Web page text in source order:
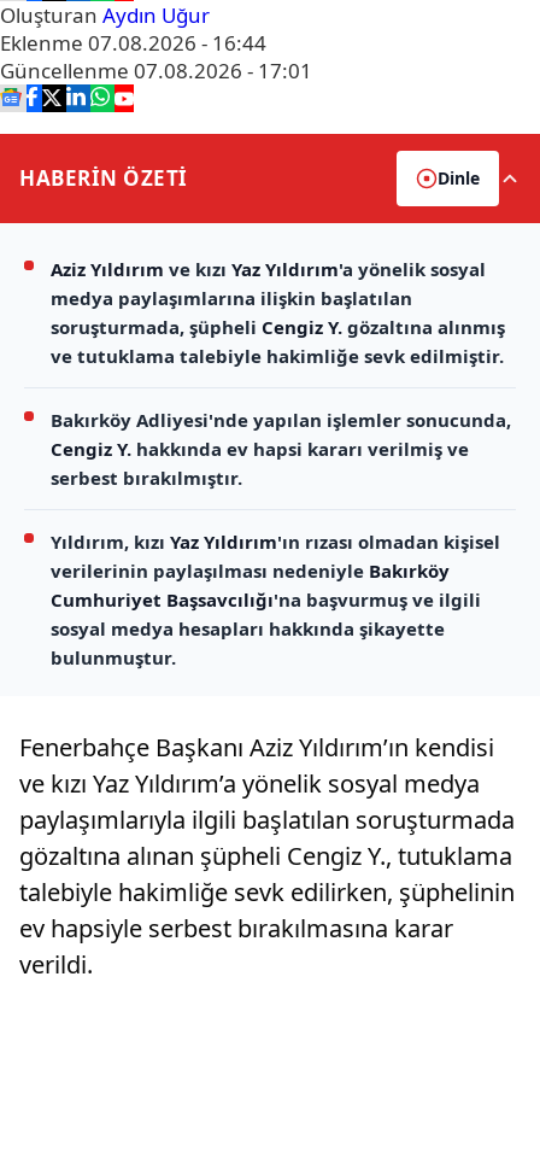
Oluşturan Aydın Uğur
Eklenme 07.08.2026 - 16:44
Güncellenme 07.08.2026 - 17:01
HABERİN ÖZETİ Dinle
Aziz Yıldırım ve kızı Yaz Yıldırım'a yönelik sosyal
medya paylaşımlarına ilişkin başlatılan
soruşturmada, şüpheli Cengiz Y. gözaltına alınmış
ve tutuklama talebiyle hakimliğe sevk edilmiştir.
Bakırköy Adliyesi'nde yapılan işlemler sonucunda,
Cengiz Y. hakkında ev hapsi kararı verilmiş ve
serbest bırakılmıştır.
Yıldırım, kızı Yaz Yıldırım'ın rızası olmadan kişisel
verilerinin paylaşılması nedeniyle Bakırköy
Cumhuriyet Başsavcılığı'na başvurmuş ve ilgili
sosyal medya hesapları hakkında şikayette
bulunmuştur.
Fenerbahçe Başkanı Aziz Yıldırım’ın kendisi
ve kızı Yaz Yıldırım’a yönelik sosyal medya
paylaşımlarıyla ilgili başlatılan soruşturmada
gözaltına alınan şüpheli Cengiz Y., tutuklama
talebiyle hakimliğe sevk edilirken, şüphelinin
ev hapsiyle serbest bırakılmasına karar
verildi.